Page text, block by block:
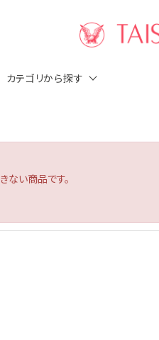
カテゴリから探す
ない商品です。